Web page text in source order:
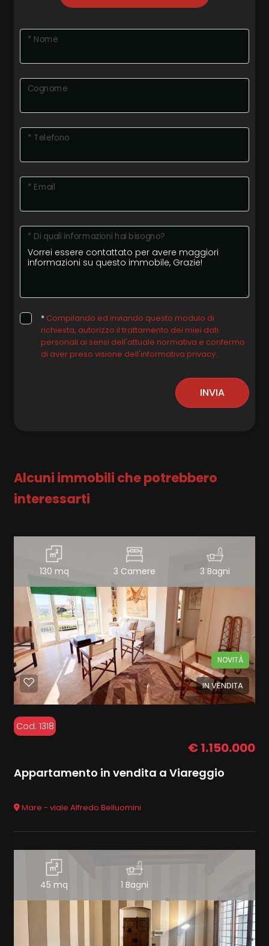
* Nome
Cognome
* Telefono
* Email
* Di quali informazioni hai bisogno?
* Compilando ed inviando questo modulo di
richiesta, autorizzo il trattamento dei miei dati
personali ai sensi dell'attuale normativa e confermo
di aver preso visione dell'informativa privacy.
INVIA
Alcuni immobili che potrebbero
interessarti
130 mq 3 Camere 3 Bagni
IN VENDITA
NOVITÀ
Cod. 1318
€ 1.150.000
Appartamento in vendita a Viareggio
Mare - viale Alfredo Belluomini
45 mq 1 Bagni